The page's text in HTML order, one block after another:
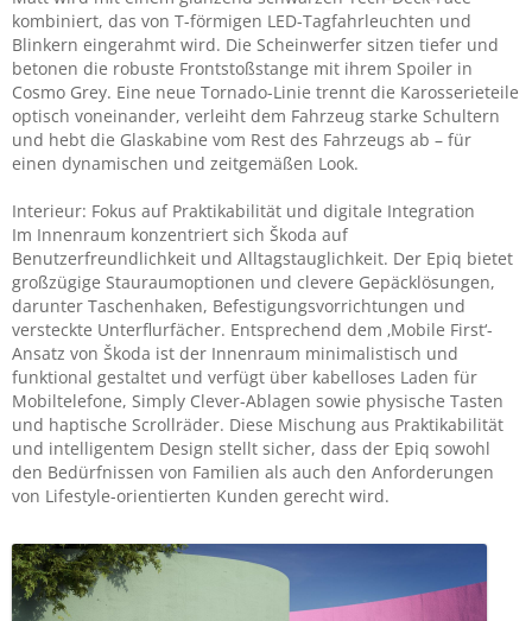
kombiniert, das von T-förmigen LED-Tagfahrleuchten und
Blinkern eingerahmt wird. Die Scheinwerfer sitzen tiefer und
betonen die robuste Frontstoßstange mit ihrem Spoiler in
Cosmo Grey. Eine neue Tornado-Linie trennt die Karosserieteile
optisch voneinander, verleiht dem Fahrzeug starke Schultern
und hebt die Glaskabine vom Rest des Fahrzeugs ab – für
einen dynamischen und zeitgemäßen Look.
Interieur: Fokus auf Praktikabilität und digitale Integration
Im Innenraum konzentriert sich Škoda auf
Benutzerfreundlichkeit und Alltagstauglichkeit. Der Epiq bietet
großzügige Stauraumoptionen und clevere Gepäcklösungen,
darunter Taschenhaken, Befestigungsvorrichtungen und
versteckte Unterflurfächer. Entsprechend dem ‚Mobile First‘-
Ansatz von Škoda ist der Innenraum minimalistisch und
funktional gestaltet und verfügt über kabelloses Laden für
Mobiltelefone, Simply Clever-Ablagen sowie physische Tasten
und haptische Scrollräder. Diese Mischung aus Praktikabilität
und intelligentem Design stellt sicher, dass der Epiq sowohl
den Bedürfnissen von Familien als auch den Anforderungen
von Lifestyle-orientierten Kunden gerecht wird.